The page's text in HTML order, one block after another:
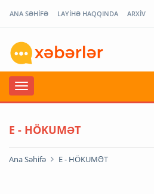
ANA SƏHİFƏ LAYİHƏ HAQQINDA ARXİV
E - HÖKUMƏT
Ana Səhifə E - HÖKUMƏT